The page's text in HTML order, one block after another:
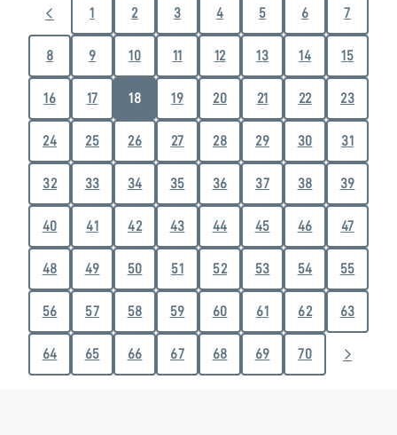
1 2 3 4 5 6 7
8 9 10 11 12 13 14 15
16 17 18 19 20 21 22 23
24 25 26 27 28 29 30 31
32 33 34 35 36 37 38 39
40 41 42 43 44 45 46 47
48 49 50 51 52 53 54 55
56 57 58 59 60 61 62 63
64 65 66 67 68 69 70